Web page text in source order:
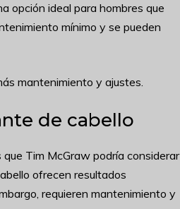
opción ideal para hombres que
mínimo y se pueden
mantenimiento y ajustes.
de cabello
Tim McGraw podría considerar
ofrecen resultados
requieren mantenimiento y